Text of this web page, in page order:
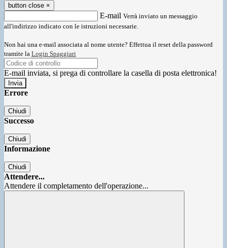
button close ×
E-mail Verrà inviato un messaggio
all'indirizzo indicato con le istruzioni necessarie.
Non hai una e-mail associata al nome utente? Effettua il reset della password
tramite la Login Spaggiari
E-mail inviata, si prega di controllare la casella di posta elettronica!
Errore
Chiudi
Successo
Chiudi
Informazione
Chiudi
Attendere...
Attendere il completamento dell'operazione...